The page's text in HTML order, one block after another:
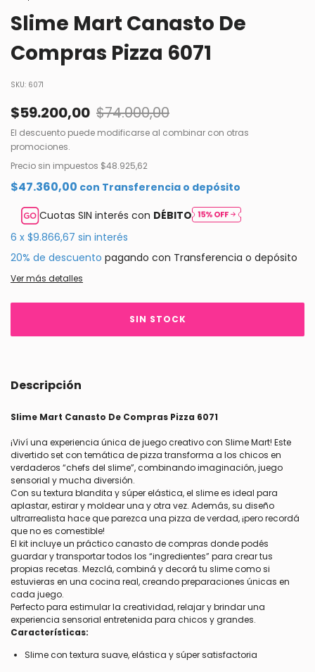
Slime Mart Canasto De
Compras Pizza 6071
SKU: 6071
$59.200,00 $74.000,00
El descuento puede modificarse al combinar con otras
promociones.
Precio sin impuestos $48.925,62
$47.360,00 con Transferencia o depósito
Cuotas SIN interés con DÉBITO
6 x $9.866,67 sin interés
20% de descuento pagando con Transferencia o depósito
Ver más detalles
Descripción
Slime Mart Canasto De Compras Pizza 6071
¡Viví una experiencia única de juego creativo con Slime Mart! Este
divertido set con temática de pizza transforma a los chicos en
verdaderos “chefs del slime”, combinando imaginación, juego
sensorial y mucha diversión.
Con su textura blandita y súper elástica, el slime es ideal para
aplastar, estirar y moldear una y otra vez. Además, su diseño
ultrarrealista hace que parezca una pizza de verdad, ¡pero recordá
que no es comestible!
El kit incluye un práctico canasto de compras donde podés
guardar y transportar todos los “ingredientes” para crear tus
propias recetas. Mezclá, combiná y decorá tu slime como si
estuvieras en una cocina real, creando preparaciones únicas en
cada juego.
Perfecto para estimular la creatividad, relajar y brindar una
experiencia sensorial entretenida para chicos y grandes.
Características:
Slime con textura suave, elástica y súper satisfactoria